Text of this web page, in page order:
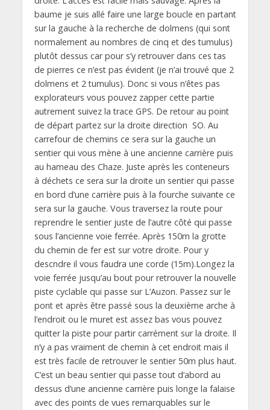
baume je suis allé faire une large boucle en partant
sur la gauche à la recherche de dolmens (qui sont
normalement au nombres de cinq et des tumulus)
plutôt dessus car pour s’y retrouver dans ces tas
de pierres ce n’est pas évident (je n’ai trouvé que 2
dolmens et 2 tumulus). Donc si vous n’êtes pas
explorateurs vous pouvez zapper cette partie
autrement suivez la trace GPS. De retour au point
de départ partez sur la droite direction SO. Au
carrefour de chemins ce sera sur la gauche un
sentier qui vous mène à une ancienne carrière puis
au hameau des Chaze. Juste après les conteneurs
à déchets ce sera sur la droite un sentier qui passe
en bord d’une carrière puis à la fourche suivante ce
sera sur la gauche. Vous traversez la route pour
reprendre le sentier juste de l’autre côté qui passe
sous l’ancienne voie ferrée. Après 150m la grotte
du chemin de fer est sur votre droite. Pour y
descndre il vous faudra une corde (15m).Longez la
voie ferrée jusqu’au bout pour retrouver la nouvelle
piste cyclable qui passe sur L’Auzon. Passez sur le
pont et après être passé sous la deuxième arche à
l’endroit ou le muret est assez bas vous pouvez
quitter la piste pour partir carrément sur la droite. Il
n’y a pas vraiment de chemin à cet endroit mais il
est très facile de retrouver le sentier 50m plus haut.
C’est un beau sentier qui passe tout d’abord au
dessus d’une ancienne carrière puis longe la falaise
avec des points de vues remarquables sur le